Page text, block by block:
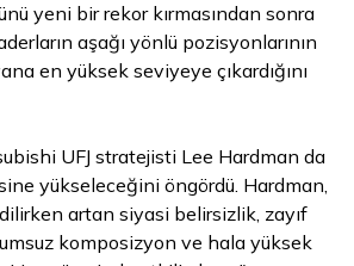
yeni bir rekor kırmasından sonra
aşağı yönlü pozisyonlarının
en yüksek seviyeye çıkardığını
UFJ stratejisti Lee Hardman da
yükseleceğini öngördü. Hardman,
artan siyasi belirsizlik, zayıf
komposizyon ve hala yüksek